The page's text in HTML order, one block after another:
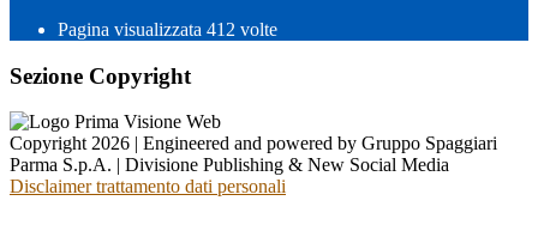
Pagina visualizzata 412 volte
Sezione Copyright
Copyright 2026 | Engineered and powered by Gruppo Spaggiari
Parma S.p.A. | Divisione Publishing & New Social Media
Disclaimer trattamento dati personali